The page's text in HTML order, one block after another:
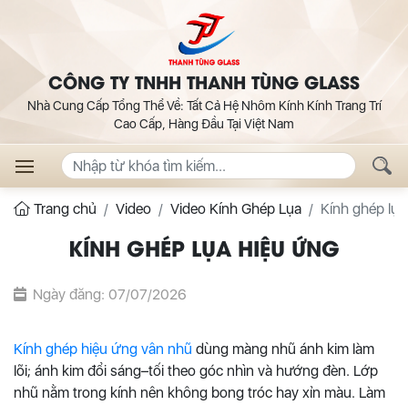
CÔNG TY TNHH THANH TÙNG GLASS
Nhà Cung Cấp Tổng Thể Về: Tất Cả Hệ Nhôm Kính Kính Trang Trí
Cao Cấp, Hàng Đầu Tại Việt Nam
Trang chủ Video Video Kính Ghép Lụa Kính ghép
KÍNH GHÉP LỤA HIỆU ỨNG
Ngày đăng: 07/07/2026
Kính ghép hiệu ứng vân nhũ dùng màng nhũ ánh kim làm
lõi; ánh kim đổi sáng–tối theo góc nhìn và hướng đèn. Lớp
nhũ nằm trong kính nên không bong tróc hay xỉn màu. Làm